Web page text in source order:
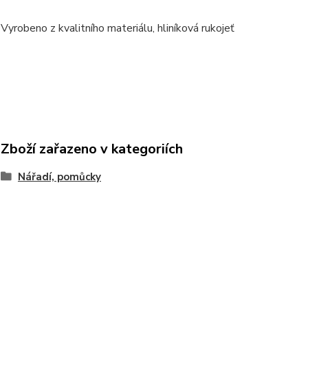
Vyrobeno z kvalitního materiálu, hliníková rukojeť
Zboží zařazeno v kategoriích
Nářadí, pomůcky